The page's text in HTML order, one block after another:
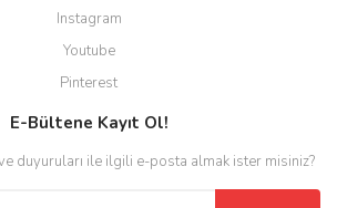
Instagram
Youtube
Pinterest
E-Bültene Kayıt Ol!
duyuruları ile ilgili e-posta almak ister misiniz?